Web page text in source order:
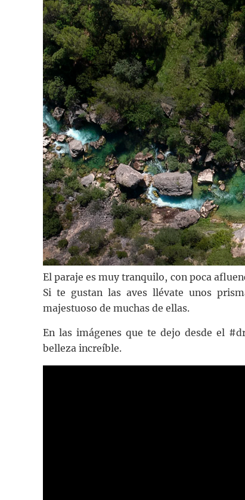
El paraje es muy tranquilo, con poca
Si te gustan las aves llévate unos
majestuoso de muchas de ellas.
En las imágenes que te dejo desde el
belleza increíble.